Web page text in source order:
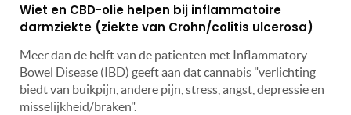
Wiet en CBD-olie helpen bij inflammatoire
darmziekte (ziekte van Crohn/colitis ulcerosa)
Meer dan de helft van de patiënten met Inflammatory
Bowel Disease (IBD) geeft aan dat cannabis "verlichting
biedt van buikpijn, andere pijn, stress, angst, depressie en
misselijkheid/braken".